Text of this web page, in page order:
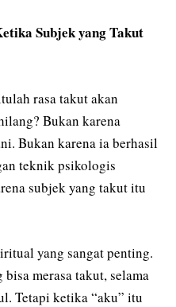
Subjek yang Takut
rasa takut akan
Bukan karena
Bukan karena ia berhasil
teknik psikologis
subjek yang takut itu
yang sangat penting.
bisa merasa takut, selama
Tetapi ketika “aku” itu